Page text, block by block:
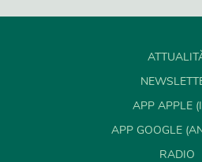
APP APPLE
APP GOOGLE
RADIO